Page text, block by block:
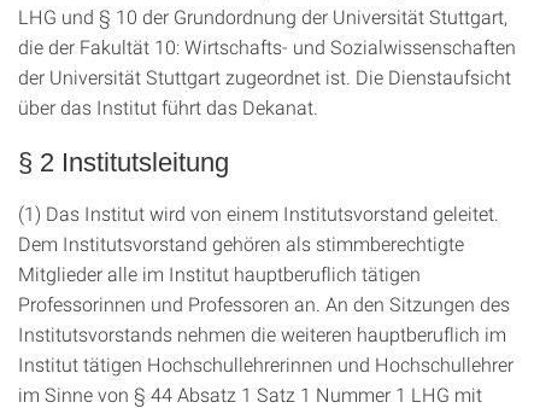
LHG und § 10 der Grundordnung der Universität Stuttgart,
die der Fakultät 10: Wirtschafts- und Sozialwissenschaften
der Universität Stuttgart zugeordnet ist. Die Dienstaufsicht
über das Institut führt das Dekanat.
§ 2 Institutsleitung
(1) Das Institut wird von einem Institutsvorstand geleitet.
Dem Institutsvorstand gehören als stimmberechtigte
Mitglieder alle im Institut hauptberuflich tätigen
Professorinnen und Professoren an. An den Sitzungen des
Institutsvorstands nehmen die weiteren hauptberuflich im
Institut tätigen Hochschullehrerinnen und Hochschullehrer
im Sinne von § 44 Absatz 1 Satz 1 Nummer 1 LHG mit